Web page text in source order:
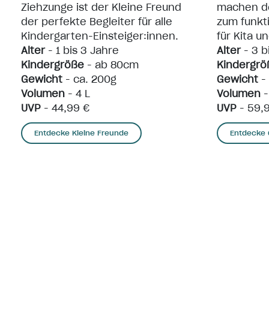
Ziehzunge ist der Kleine Freund
der perfekte Begleiter für alle
Kindergarten-Einsteiger:innen.
Alter- 1 bis 3 Jahre
Kindergröße - ab 80cm
Gewicht - ca. 200g
Volumen - 4 L
UVP - 44,99 €
Entdecke Kleine Freunde
machen
zum
für Kita
Alter- 3
Gewicht -
Volumen
UVP -
Entdecke